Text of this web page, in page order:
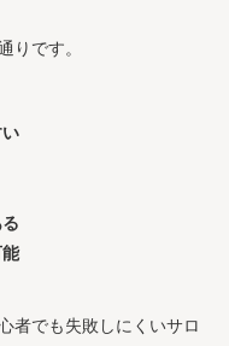
りです。
者でも失敗しにくいサロ